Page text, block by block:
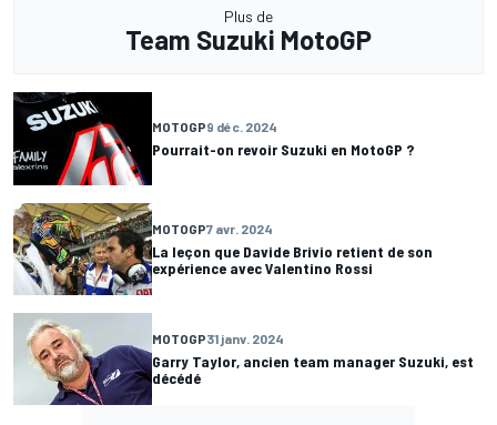
Plus de
Team Suzuki MotoGP
MOTOGP9 déc. 2024
Pourrait-on revoir Suzuki en MotoGP ?
MOTOGP7 avr. 2024
La leçon que Davide Brivio retient de son
expérience avec Valentino Rossi
MOTOGP31 janv. 2024
Garry Taylor, ancien team manager Suzuki, est
décédé